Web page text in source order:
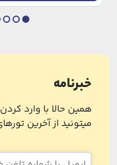
خبرنامه
همین حالا با وارد
میتونید از آخرین